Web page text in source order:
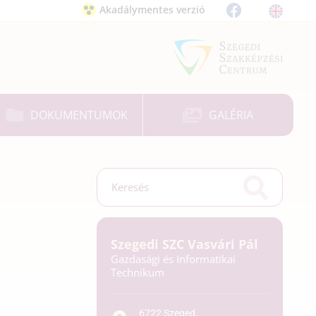
Akadálymentes verzió
DOKUMENTUMOK GALÉRIA
Szegedi SZC Vasvári Pál
Gazdasági és Informatikai
Technikum
6722 Szeged,